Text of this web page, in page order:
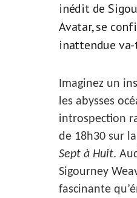
inédit de
Avatar, se
inattendue
Imaginez un
les abysses
introspection
de 18h30 sur
Sept à Huit.
Sigourney
fascinante